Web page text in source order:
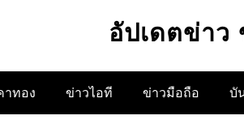
อัปเดตข่าว
าทอง ข่าวไอที ข่าวมือถือ บั